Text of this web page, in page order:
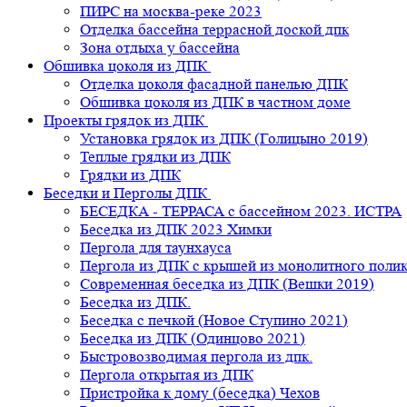
ПИРС на москва-реке 2023
Отделка бассейна террасной доской дпк
Зона отдыха у бассейна
Обшивка цоколя из ДПК
Отделка цоколя фасадной панелью ДПК
Обшивка цоколя из ДПК в частном доме
Проекты грядок из ДПК
Установка грядок из ДПК (Голицыно 2019)
Теплые грядки из ДПК
Грядки из ДПК
Беседки и Перголы ДПК
БЕСЕДКА - ТЕРРАСА с бассейном 2023. ИСТРА
Беседка из ДПК 2023 Химки
Пергола для таунхауса
Пергола из ДПК с крышей из монолитного
Современная беседка из ДПК (Вешки 2019)
Беседка из ДПК.
Беседка с печкой (Новое Ступино 2021)
Беседка из ДПК (Одинцово 2021)
Быстровозводимая пергола из дпк.
Пергола открытая из ДПК
Пристройка к дому (беседка) Чехов